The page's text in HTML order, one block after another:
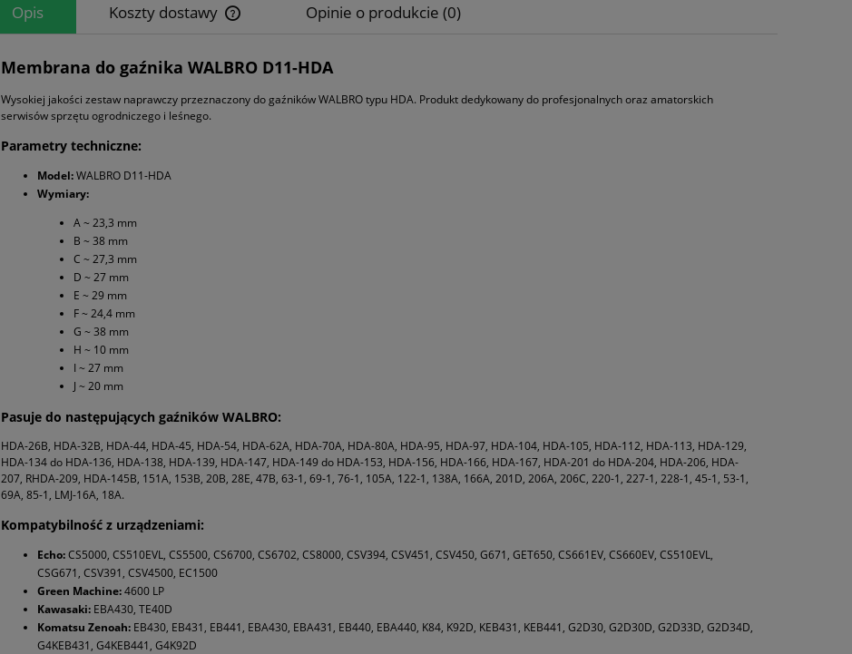
Opis Koszty dostawy
Cena nie zawiera ewentualnych kosztów
płatności
Opinie o produkcie (0)
Membrana do gaźnika WALBRO D11-HDA
Wysokiej jakości zestaw naprawczy przeznaczony do gaźników WALBRO typu HDA. Produkt dedykowany do profesjonalnych oraz amatorskich
serwisów sprzętu ogrodniczego i leśnego.
Parametry techniczne:
Model:WALBRO D11-HDA
Wymiary:
A ~ 23,3 mm
B ~ 38 mm
C ~ 27,3 mm
D ~ 27 mm
E ~ 29 mm
F ~ 24,4 mm
G ~ 38 mm
H ~ 10 mm
I ~ 27 mm
J ~ 20 mm
Pasuje do następujących gaźników WALBRO:
HDA-26B, HDA-32B, HDA-44, HDA-45, HDA-54, HDA-62A, HDA-70A, HDA-80A, HDA-95, HDA-97, HDA-104, HDA-105, HDA-112, HDA-113, HDA-129,
HDA-134 do HDA-136, HDA-138, HDA-139, HDA-147, HDA-149 do HDA-153, HDA-156, HDA-166, HDA-167, HDA-201 do HDA-204, HDA-206, HDA-
207, RHDA-209, HDA-145B, 151A, 153B, 20B, 28E, 47B, 63-1, 69-1, 76-1, 105A, 122-1, 138A, 166A, 201D, 206A, 206C, 220-1, 227-1, 228-1, 45-1, 53-1,
69A, 85-1, LMJ-16A, 18A.
Kompatybilność z urządzeniami:
Echo:CS5000, CS510EVL, CS5500, CS6700, CS6702, CS8000, CSV394, CSV451, CSV450, G671, GET650, CS661EV, CS660EV, CS510EVL,
CSG671, CSV391, CSV4500, EC1500
Green Machine:4600 LP
Kawasaki: EBA430, TE40D
Komatsu Zenoah: EB430, EB431, EB441, EBA430, EBA431, EB440, EBA440, K84, K92D, KEB431, KEB441, G2D30, G2D30D, G2D33D, G2D34D,
G4KEB431, G4KEB441, G4K92D